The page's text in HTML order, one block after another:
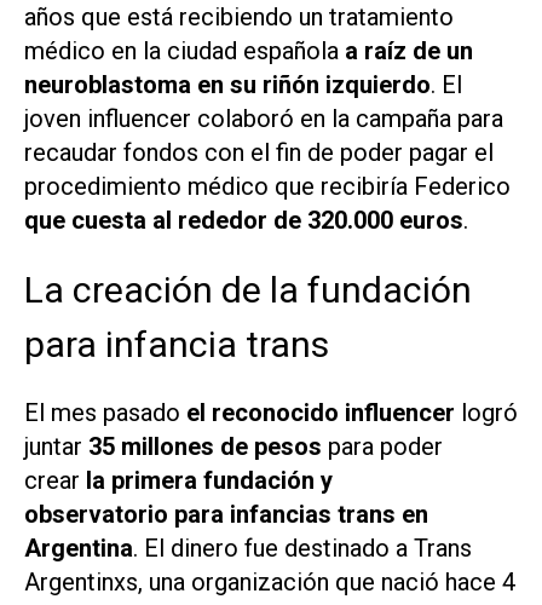
años que está recibiendo un tratamiento
médico en la ciudad española a raíz de un
neuroblastoma en su riñón izquierdo. El
joven influencer colaboró en la campaña para
recaudar fondos con el fin de poder pagar el
procedimiento médico que recibiría Federico
que cuesta al rededor de 320.000 euros.
La creación de la fundación
para infancia trans
El mes pasado el reconocido influencer logró
juntar 35 millones de pesos para poder
crear la primera fundación y
observatorio para infancias trans en
Argentina. El dinero fue destinado a Trans
Argentinxs, una organización que nació hace 4